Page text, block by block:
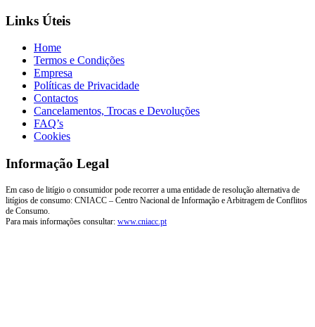
Links Úteis
Home
Termos e Condições
Empresa
Políticas de Privacidade
Contactos
Cancelamentos, Trocas e Devoluções
FAQ’s
Cookies
Informação Legal
Em caso de litígio o consumidor pode recorrer a uma entidade de resolução alternativa de
litígios de consumo: CNIACC – Centro Nacional de Informação e Arbitragem de Conflitos
de Consumo.
Para mais informações consultar: www.cniacc.pt